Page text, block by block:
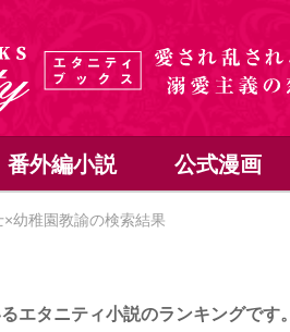
番外編小説 公式漫画
×幼稚園教諭の検索結果
エタニティ小説のランキングです。